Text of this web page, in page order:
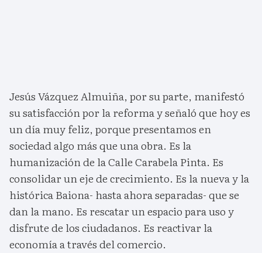
Jesús Vázquez Almuiña, por su parte, manifestó
su satisfacción por la reforma y señaló que hoy es
un día muy feliz, porque presentamos en
sociedad algo más que una obra. Es la
humanización de la Calle Carabela Pinta. Es
consolidar un eje de crecimiento. Es la nueva y la
histórica Baiona- hasta ahora separadas- que se
dan la mano. Es rescatar un espacio para uso y
disfrute de los ciudadanos. Es reactivar la
economía a través del comercio.